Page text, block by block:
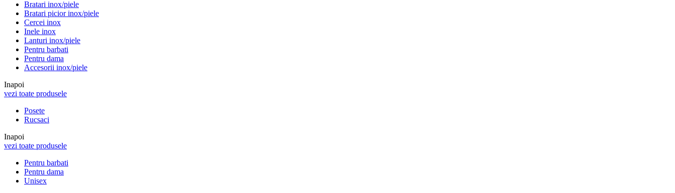
Bratari inox/piele
Bratari picior inox/piele
Cercei inox
Inele inox
Lanturi inox/piele
Pentru barbati
Pentru dama
Accesorii inox/piele
Inapoi
vezi toate produsele
Posete
Rucsaci
Inapoi
vezi toate produsele
Pentru barbati
Pentru dama
Unisex